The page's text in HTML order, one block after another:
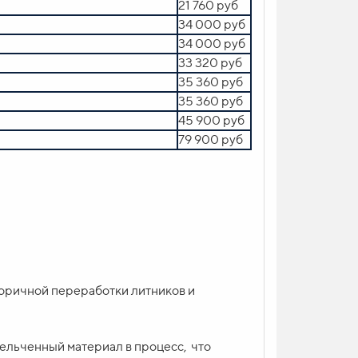
21 760 руб
34 000 руб
34 000 руб
33 320 руб
35 360 руб
35 360 руб
45 900 руб
79 900 руб
переработки литников и
материал в процесс, что
5.180,00 евро
объединяющее в себе сушку и
каждый.